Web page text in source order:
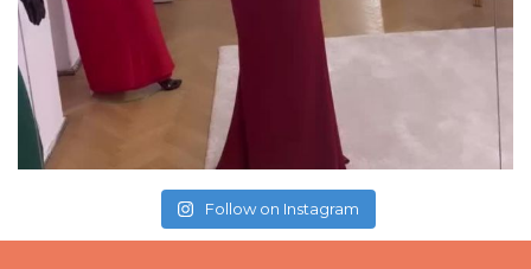
Follow on Instagram